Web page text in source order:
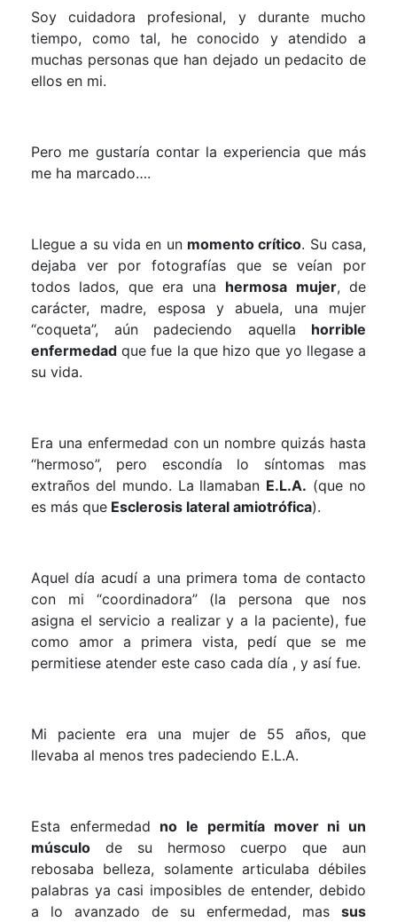
Soy cuidadora profesional, y durante mucho
tiempo, como tal, he conocido y atendido a
muchas personas que han dejado un pedacito de
ellos en mi.
Pero me gustaría contar la experiencia que más
me ha marcado….
Llegue a su vida en un momento crítico. Su casa,
dejaba ver por fotografías que se veían por
todos lados, que era una hermosa mujer, de
carácter, madre, esposa y abuela, una mujer
“coqueta”, aún padeciendo aquella horrible
enfermedad que fue la que hizo que yo llegase a
su vida.
Era una enfermedad con un nombre quizás hasta
“hermoso”, pero escondía lo síntomas mas
extraños del mundo. La llamaban E.L.A. (que no
es más que Esclerosis lateral amiotrófica).
Aquel día acudí a una primera toma de contacto
con mi “coordinadora” (la persona que nos
asigna el servicio a realizar y a la paciente), fue
como amor a primera vista, pedí que se me
permitiese atender este caso cada día , y así fue.
Mi paciente era una mujer de 55 años, que
llevaba al menos tres padeciendo E.L.A.
Esta enfermedad no le permitía mover ni un
músculo de su hermoso cuerpo que aun
rebosaba belleza, solamente articulaba débiles
palabras ya casi imposibles de entender, debido
a lo avanzado de su enfermedad, mas sus